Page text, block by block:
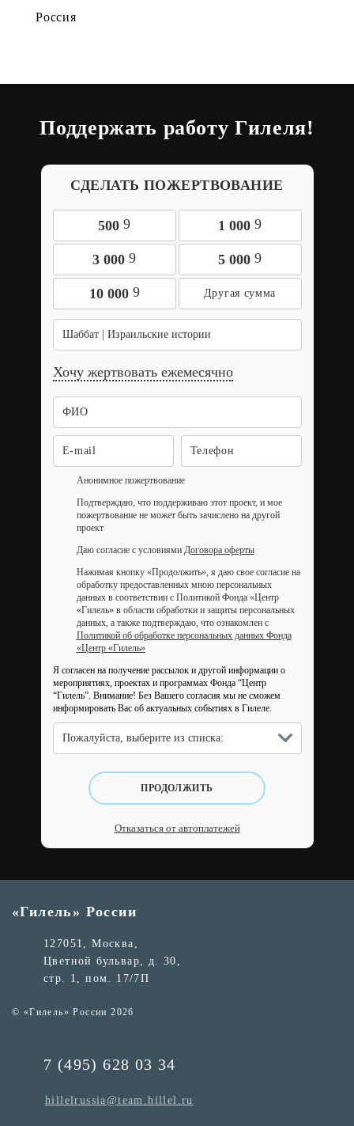
Россия
Поддержать работу Гилеля!
СДЕЛАТЬ ПОЖЕРТВОВАНИЕ
500 9 1 000 9
3 000 9 5 000 9
10 000 9
Шаббат | Израильские истории
Хочу жертвовать ежемесячно
Анонимное пожертвование
Подтверждаю, что поддерживаю этот проект, и мое
пожертвование не может быть зачислено на другой
проект
Даю согласие с условиями Договора оферты
Нажимая кнопку «Продолжить», я даю свое согласие на
обработку предоставленных мною персональных
данных в соответствии с Политикой Фонда «Центр
«Гилель» в области обработки и защиты персональных
данных, а также подтверждаю, что ознакомлен с
Политикой об обработке персональных данных Фонда
«Центр «Гилель»
Я согласен на получение рассылок и другой информации о
мероприятиях, проектах и программах Фонда “Центр
“Гилель”. Внимание! Без Вашего согласия мы не сможем
информировать Вас об актуальных событиях в Гилеле.
Пожалуйста, выберите из списка:
ПРОДОЛЖИТЬ
Отказаться от автоплатежей
«Гилель» России
127051, Москва,
Цветной бульвар, д. 30,
стр. 1, пом. 17/7П
© «Гилель» России 2026
7 (495) 628 03 34
hillelrussia@team.hillel.ru